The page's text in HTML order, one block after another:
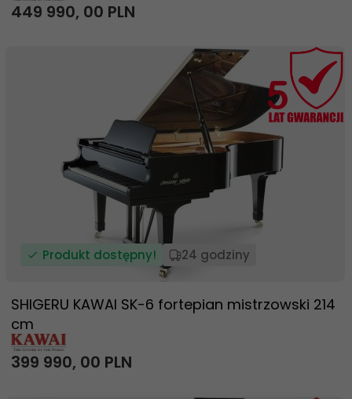
449 990, 00 PLN
Produkt dostępny! 24 godziny
SHIGERU KAWAI SK-6 fortepian mistrzowski 214
cm
399 990, 00 PLN